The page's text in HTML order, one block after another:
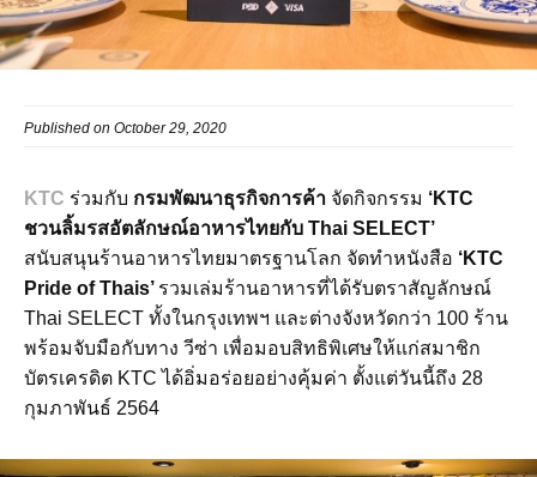
Published on October 29, 2020
KTC ร่วมกับ กรมพัฒนาธุรกิจการค้า จัดกิจกรรม ‘KTC
ชวนลิ้มรสอัตลักษณ์อาหารไทยกับ Thai SELECT’
สนับสนุนร้านอาหารไทยมาตรฐานโลก จัดทำหนังสือ ‘KTC
Pride of Thais’ รวมเล่มร้านอาหารที่ได้รับตราสัญลักษณ์
Thai SELECT ทั้งในกรุงเทพฯ และต่างจังหวัดกว่า 100 ร้าน
พร้อมจับมือกับทาง วีซ่า เพื่อมอบสิทธิพิเศษให้แก่สมาชิก
บัตรเครดิต KTC ได้อิ่มอร่อยอย่างคุ้มค่า ตั้งแต่วันนี้ถึง 28
กุมภาพันธ์ 2564